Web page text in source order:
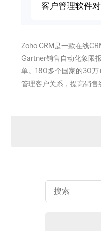
客户管理软件
Zoho CRM是一款在线
Gartner销售自动化象限
单。180多个国家的30万
管理客户关系，提高销售